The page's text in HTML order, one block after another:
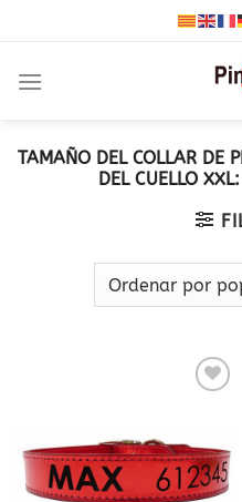
TAMAÑO DEL COLLAR DE
DEL CUELLO
de
deseos